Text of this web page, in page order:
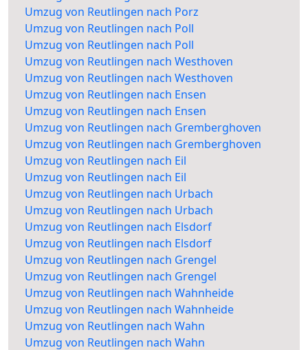
Umzug von Reutlingen nach Porz
Umzug von Reutlingen nach Poll
Umzug von Reutlingen nach Poll
Umzug von Reutlingen nach Westhoven
Umzug von Reutlingen nach Westhoven
Umzug von Reutlingen nach Ensen
Umzug von Reutlingen nach Ensen
Umzug von Reutlingen nach Gremberghoven
Umzug von Reutlingen nach Gremberghoven
Umzug von Reutlingen nach Eil
Umzug von Reutlingen nach Eil
Umzug von Reutlingen nach Urbach
Umzug von Reutlingen nach Urbach
Umzug von Reutlingen nach Elsdorf
Umzug von Reutlingen nach Elsdorf
Umzug von Reutlingen nach Grengel
Umzug von Reutlingen nach Grengel
Umzug von Reutlingen nach Wahnheide
Umzug von Reutlingen nach Wahnheide
Umzug von Reutlingen nach Wahn
Umzug von Reutlingen nach Wahn